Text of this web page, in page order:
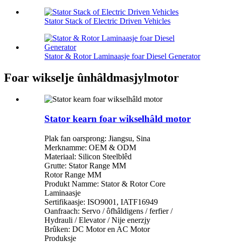
Stator Stack of Electric Driven Vehicles
Stator & Rotor Laminaasje foar Diesel Generator
Foar wikselje ûnhâldmasjylmotor
Stator kearn foar wikselhâld motor
Plak fan oarsprong: Jiangsu, Sina
Merknamme: OEM & ODM
Materiaal: Silicon Steelblêd
Grutte: Stator Range MM
Rotor Range MM
Produkt Namme: Stator & Rotor Core
Laminaasje
Sertifikaasje: ISO9001, IATF16949
Oanfraach: Servo / ôfhâldigens / ferfier /
Hydrauli / Elevator / Nije enerzjy
Brûken: DC Motor en AC Motor
Produksje